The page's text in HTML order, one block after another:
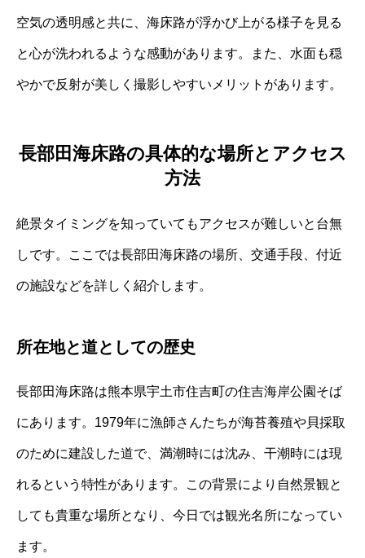
空気の透明感と共に、海床路が浮かび上がる様子を見る
と心が洗われるような感動があります。また、水面も穏
やかで反射が美しく撮影しやすいメリットがあります。
長部田海床路の具体的な場所とアクセス
方法
絶景タイミングを知っていてもアクセスが難しいと台無
しです。ここでは長部田海床路の場所、交通手段、付近
の施設などを詳しく紹介します。
所在地と道としての歴史
長部田海床路は熊本県宇土市住吉町の住吉海岸公園そば
にあります。1979年に漁師さんたちが海苔養殖や貝採取
のために建設した道で、満潮時には沈み、干潮時には現
れるという特性があります。この背景により自然景観と
しても貴重な場所となり、今日では観光名所になってい
ます。